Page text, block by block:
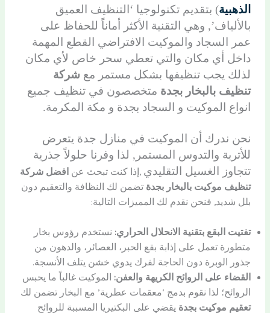
الذهبية) بتقديم تكنولوجيا ‘التنظيف العميق
بالألياف’, وهي التقنية الأكثر أماناً للحفاظ على
عمر السجاد والموكيت الافتراضي القطع المهمة
داخل أي مكان والتي تعطي سحر خاص لأي مكان
لذلك يجب تنظيفها بشكل مستمر مع شركة
تنظيف بالبخار بجدة متخصصون في تنظيف جميع
انواع الموكيت و السجاد بجدة و مكة المكرمة.
نحن ندرك أن الموكيت في منازل جدة يتعرض
للأتربة والتدوس المستمر, لذا وفرنا حلولاً جذرية
تتجاوز الغسيل التقليدي ,إذا كنت تبحث عن افضل شركة
تنظيف موكيت بالبخار بجدة تضمن لك النظافة والتعقيم دون
بلل شديد, فنحن نقدم لك المميزات التالية:
تفتيت البقع بتقنية الانحلال الحراري: نستخدم رؤوس بخار
متطورة تعمل على إذابة بقع الحبر، العصائر، والدهون من
جذور الوبرة دون الحاجة لفرك يدوي خشن يتلف الأنسجة.
القضاء على الروائح الكريهة والعفن: الموكيت غالباً ما يحبس
الروائح؛ لذا نقوم بدمج ‘معقمات عطرية’ مع البخار تضمن لك
تعقيم موكيت بجدة يقضي على البكتيريا المسببة للروائح